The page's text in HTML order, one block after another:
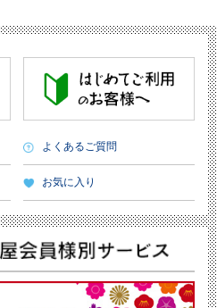
よくあるご質問
お気に入り